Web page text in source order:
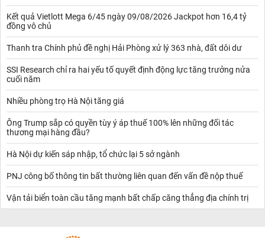
Kết quả Vietlott Mega 6/45 ngày 09/08/2026 Jackpot hơn 16,4 tỷ
đồng vô chủ
Thanh tra Chính phủ đề nghị Hải Phòng xử lý 363 nhà, đất dôi dư
SSI Research chỉ ra hai yếu tố quyết định động lực tăng trưởng nửa
cuối năm
Nhiều phòng trọ Hà Nội tăng giá
Ông Trump sắp có quyền tùy ý áp thuế 100% lên những đối tác
thương mại hàng đầu?
Hà Nội dự kiến sáp nhập, tổ chức lại 5 sở ngành
PNJ công bố thông tin bất thường liên quan đến vấn đề nộp thuế
Vận tải biển toàn cầu tăng mạnh bất chấp căng thẳng địa chính trị